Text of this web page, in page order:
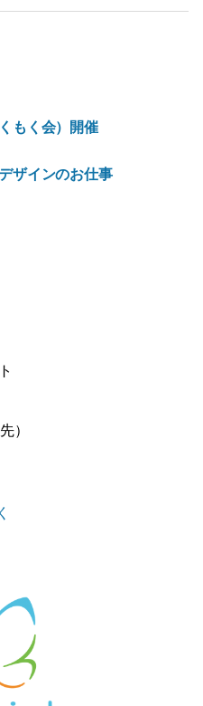
もく会）開催
ザインのお仕事
）